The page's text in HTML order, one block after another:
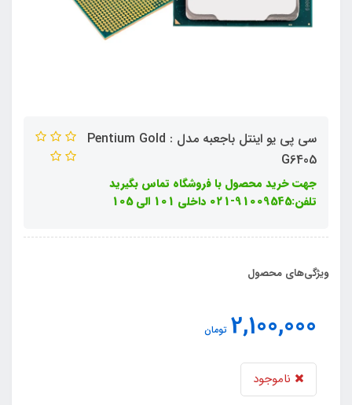
سی پی یو اینتل باجعبه مدل : Pentium Gold
G6405
جهت خرید محصول با فروشگاه تماس بگیرید
تلفن:91009545-021 داخلی 101 الی 105
ویژگی‌های محصول
2,100,000 تومان
ناموجود